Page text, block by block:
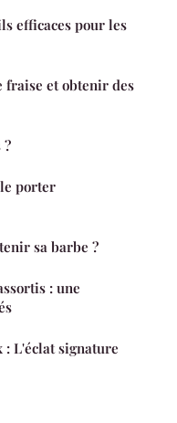
efficaces pour les
fraise et obtenir des
porter
sa barbe ?
: une
: L'éclat signature